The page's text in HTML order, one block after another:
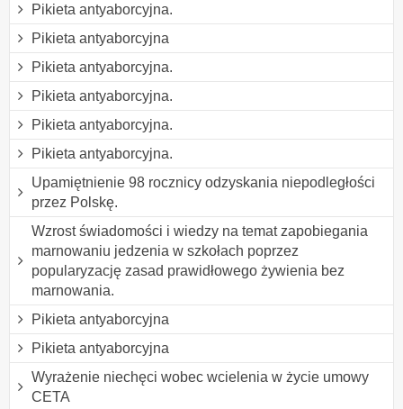
Pikieta antyaborcyjna.
Pikieta antyaborcyjna
Pikieta antyaborcyjna.
Pikieta antyaborcyjna.
Pikieta antyaborcyjna.
Pikieta antyaborcyjna.
Upamiętnienie 98 rocznicy odzyskania niepodległości
przez Polskę.
Wzrost świadomości i wiedzy na temat zapobiegania
marnowaniu jedzenia w szkołach poprzez
popularyzację zasad prawidłowego żywienia bez
marnowania.
Pikieta antyaborcyjna
Pikieta antyaborcyjna
Wyrażenie niechęci wobec wcielenia w życie umowy
CETA